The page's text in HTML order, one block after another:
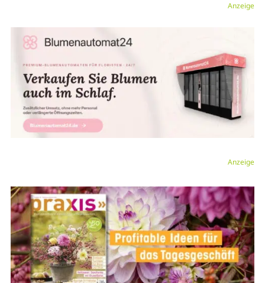
Anzeige
Anzeige